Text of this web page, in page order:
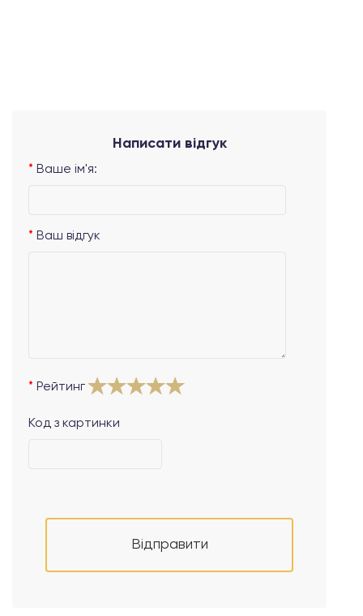
Написати відгук
Ваше ім'я:
Ваш відгук
Рейтинг
Код з картинки
Відправити